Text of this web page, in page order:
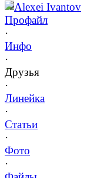
Alexei Ivantov
Профайл
·
Инфо
·
Друзья
·
Линейка
·
Статьи
·
Фото
·